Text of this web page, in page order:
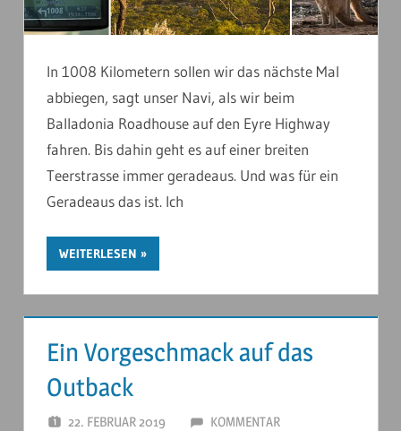
In 1008 Kilometern sollen wir das nächste Mal
abbiegen, sagt unser Navi, als wir beim
Balladonia Roadhouse auf den Eyre Highway
fahren. Bis dahin geht es auf einer breiten
Teerstrasse immer geradeaus. Und was für ein
Geradeaus das ist. Ich
WEITERLESEN
Ein Vorgeschmack auf das
Outback
22. FEBRUAR 2019 ANDERSTOUREN
KOMMENTAR